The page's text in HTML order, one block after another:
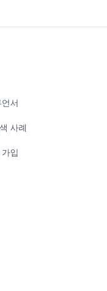
서
사례
입